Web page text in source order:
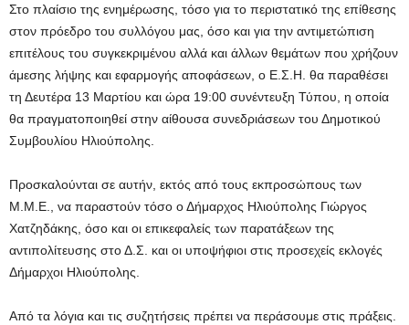
Στο πλαίσιο της ενημέρωσης, τόσο για το περιστατικό της επίθεσης
στον πρόεδρο του συλλόγου μας, όσο και για την αντιμετώπιση
επιτέλους του συγκεκριμένου αλλά και άλλων θεμάτων που χρήζουν
άμεσης λήψης και εφαρμογής αποφάσεων, ο Ε.Σ.Η. θα παραθέσει
τη Δευτέρα 13 Μαρτίου και ώρα 19:00 συνέντευξη Τύπου, η οποία
θα πραγματοποιηθεί στην αίθουσα συνεδριάσεων του Δημοτικού
Συμβουλίου Ηλιούπολης.
Προσκαλούνται σε αυτήν, εκτός από τους εκπροσώπους των
Μ.Μ.Ε., να παραστούν τόσο ο Δήμαρχος Ηλιούπολης Γιώργος
Χατζηδάκης, όσο και οι επικεφαλείς των παρατάξεων της
αντιπολίτευσης στο Δ.Σ. και οι υποψήφιοι στις προσεχείς εκλογές
Δήμαρχοι Ηλιούπολης.
Από τα λόγια και τις συζητήσεις πρέπει να περάσουμε στις πράξεις.